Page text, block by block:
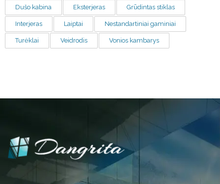
Dušo kabina Eksterjeras Grūdintas stiklas
Interjeras Laiptai Nestandartiniai gaminiai
Turėklai Veidrodis Vonios kambarys